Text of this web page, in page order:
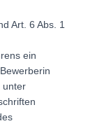
Art. 6 Abs. 1
ein
unter